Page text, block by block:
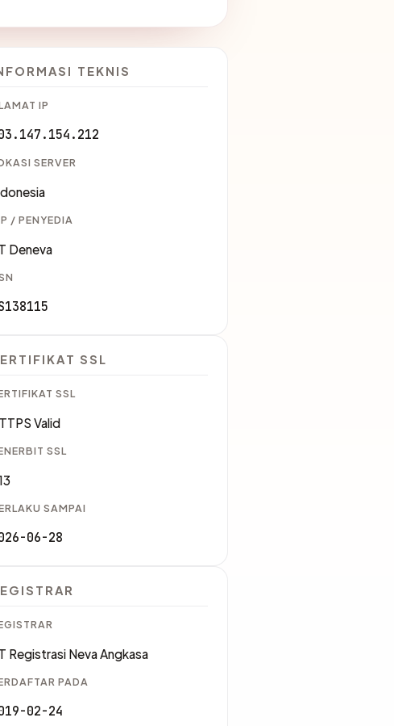
TEKNIS
IP
SERVER
/ PENYEDIA
Deneva
SSL
SSL
Valid
SSL
SAMPAI
06-28
Registrasi Neva Angkasa
PADA
02-24